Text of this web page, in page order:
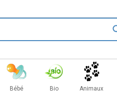
Bébé Bio Animaux